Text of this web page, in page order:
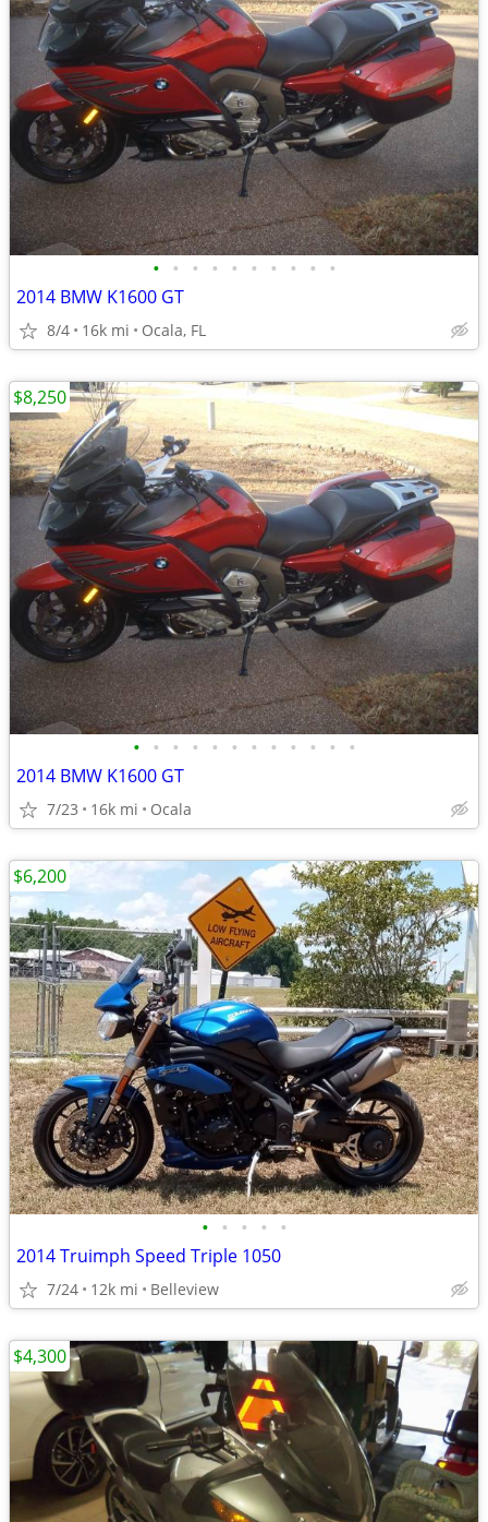
• • • • • • • • • •
2014 BMW K1600 GT
8/4 16k mi Ocala, FL
• • • • • • • • • • • •
2014 BMW K1600 GT
7/23 16k mi Ocala
$8,250
• • • • •
2014 Truimph Speed Triple 1050
7/24 12k mi Belleview
$6,200
$4,300